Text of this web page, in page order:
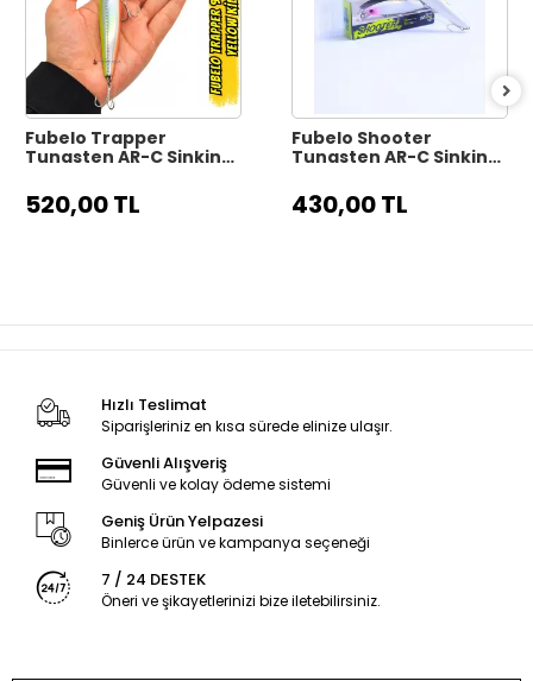
Fubelo Trapper
Tungsten AR-C Sinking
- Yellow Killer
520,00 TL
Fubelo Shooter
Tungsten AR-C Sinking
Mor Kafa
430,00 TL
Hızlı Teslimat
Siparişleriniz en kısa sürede elinize ulaşır.
Güvenli Alışveriş
Güvenli ve kolay ödeme sistemi
Geniş Ürün Yelpazesi
Binlerce ürün ve kampanya seçeneği
7 / 24 DESTEK
Öneri ve şikayetlerinizi bize iletebilirsiniz.